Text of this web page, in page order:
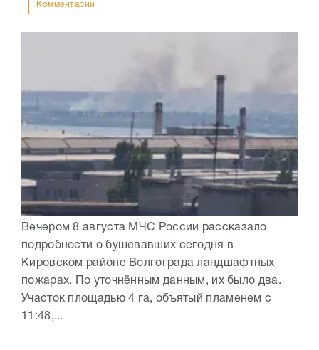
Комментарии
Вечером 8 августа МЧС России рассказало
подробности о бушевавших сегодня в
Кировском районе Волгограда ландшафтных
пожарах. По уточнённым данным, их было два.
Участок площадью 4 га, объятый пламенем с
11:48,...